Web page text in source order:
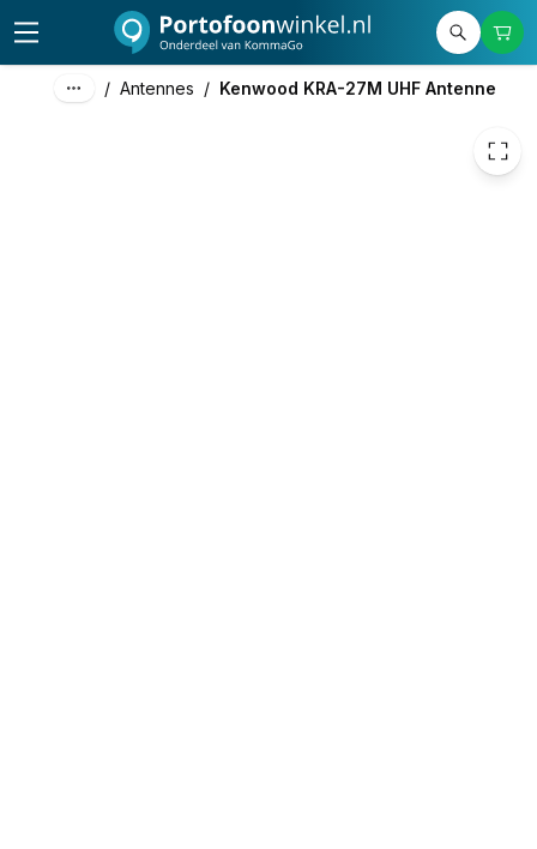
/ Antennes / Kenwood KRA-27M UHF Antenne
19,80 excl. btw
23,96 incl. btw